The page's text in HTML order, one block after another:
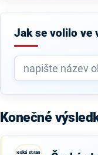
Jak se volilo ve
Konečné
Česká strana